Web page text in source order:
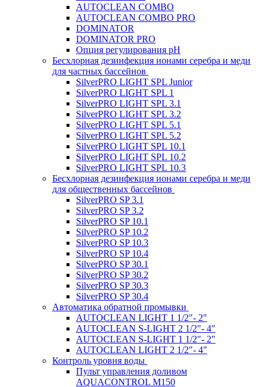
AUTOCLEAN COMBO
AUTOCLEAN COMBO PRO
DOMINATOR
DOMINATOR PRO
Опция регулирования pH
Беcхлорная дезинфекция ионами серебра и меди
для частных бассейнов
SilverPRO LIGHT SPL Junior
SilverPRO LIGHT SPL 1
SilverPRO LIGHT SPL 3.1
SilverPRO LIGHT SPL 3.2
SilverPRO LIGHT SPL 5.1
SilverPRO LIGHT SPL 5.2
SilverPRO LIGHT SPL 10.1
SilverPRO LIGHT SPL 10.2
SilverPRO LIGHT SPL 10.3
Беcхлорная дезинфекция ионами серебра и меди
для общественных бассейнов
SilverPRO SP 3.1
SilverPRO SP 3.2
SilverPRO SP 10.1
SilverPRO SP 10.2
SilverPRO SP 10.3
SilverPRO SP 10.4
SilverPRO SP 30.1
SilverPRO SP 30.2
SilverPRO SP 30.3
SilverPRO SP 30.4
Автоматика обратной промывки
AUTOCLEAN LIGHT 1 1/2"- 2"
AUTOCLEAN S-LIGHT 2 1/2"- 4"
AUTOCLEAN S-LIGHT 1 1/2"- 2"
AUTOCLEAN LIGHT 2 1/2"- 4"
Контроль уровня воды
Пульт управления доливом
AQUACONTROL M150